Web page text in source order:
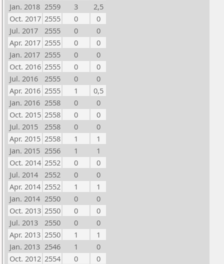
Jan. 2018 2559 3
2,5
Oct. 2017 2555 0
0
Jul. 2017
2555 0
0
Apr. 2017 2555 0
0
Jan. 2017 2555 0
0
Oct. 2016 2555 0
0
Jul. 2016
2555 0
0
Apr. 2016 2555 1
0,5
Jan. 2016 2558 0
0
Oct. 2015 2558 0
0
Jul. 2015
2558 0
0
Apr. 2015 2558 1
1
Jan. 2015 2556 1
1
Oct. 2014 2552 0
0
Jul. 2014
2552 0
0
Apr. 2014 2552 1
1
Jan. 2014 2550 0
0
Oct. 2013 2550 0
0
Jul. 2013
2550 0
0
Apr. 2013 2550 1
1
Jan. 2013 2546 1
0
Oct. 2012 2554 0
0